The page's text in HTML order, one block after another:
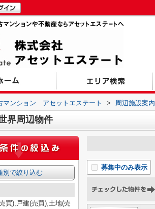
マンション アセットエステート > 周辺施設案内
界周辺物件
募集中のみ表示
別で絞り込む
買),戸建(売買),土地(売